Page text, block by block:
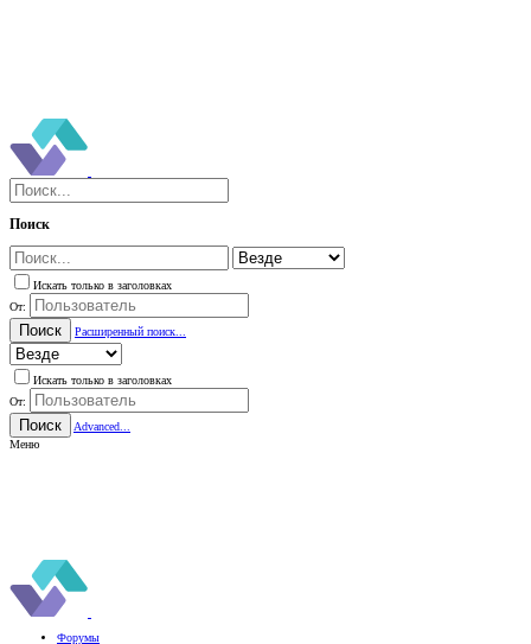
Поиск
Искать только в заголовках
От:
Поиск Расширенный поиск...
Искать только в заголовках
От:
Поиск
Advanced...
Меню
Форумы